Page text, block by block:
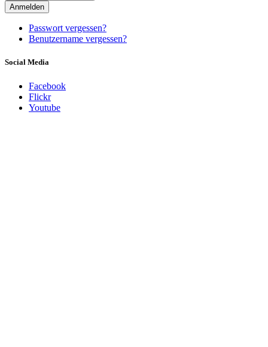
Anmelden
Passwort vergessen?
Benutzername vergessen?
Social Media
Facebook
Flickr
Youtube